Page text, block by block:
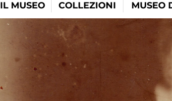
IL MUSEO COLLEZIONI MUSEO